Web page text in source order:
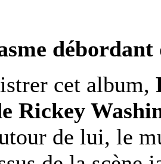
débordant
cet album,
Rickey
de lui, le